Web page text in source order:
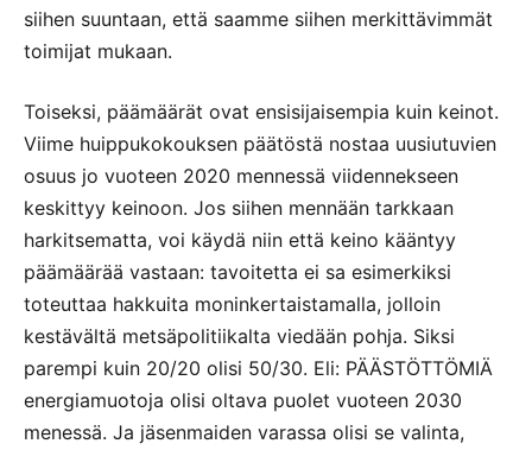
siihen suuntaan, että saamme siihen merkittävimmät
toimijat mukaan.
Toiseksi, päämäärät ovat ensisijaisempia kuin keinot.
Viime huippukokouksen päätöstä nostaa uusiutuvien
osuus jo vuoteen 2020 mennessä viidennekseen
keskittyy keinoon. Jos siihen mennään tarkkaan
harkitsematta, voi käydä niin että keino kääntyy
päämäärää vastaan: tavoitetta ei sa esimerkiksi
toteuttaa hakkuita moninkertaistamalla, jolloin
kestävältä metsäpolitiikalta viedään pohja. Siksi
parempi kuin 20/20 olisi 50/30. Eli: PÄÄSTÖTTÖMIÄ
energiamuotoja olisi oltava puolet vuoteen 2030
menessä. Ja jäsenmaiden varassa olisi se valinta,